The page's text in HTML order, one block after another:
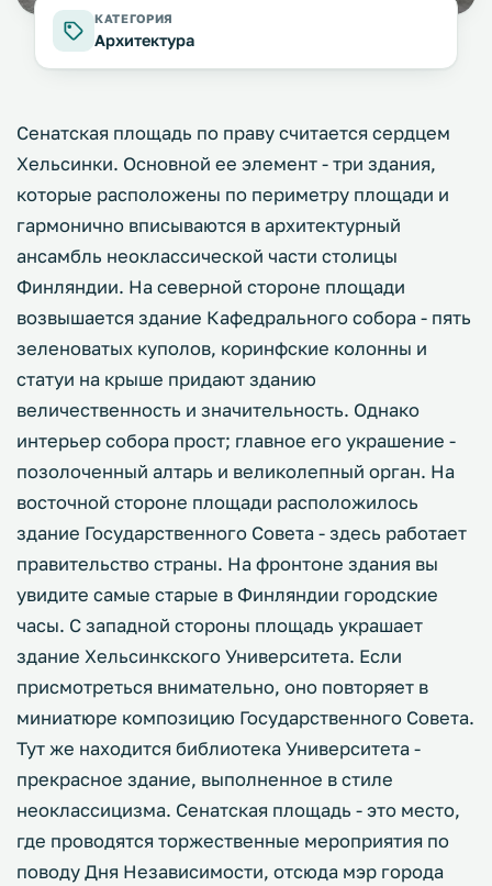
КАТЕГОРИЯ
Архитектура
Сенатская площадь по праву считается сердцем
Хельсинки. Основной ее элемент - три здания,
которые расположены по периметру площади и
гармонично вписываются в архитектурный
ансамбль неоклассической части столицы
Финляндии. На северной стороне площади
возвышается здание Кафедрального собора - пять
зеленоватых куполов, коринфские колонны и
статуи на крыше придают зданию
величественность и значительность. Однако
интерьер собора прост; главное его украшение -
позолоченный алтарь и великолепный орган. На
восточной стороне площади расположилось
здание Государственного Совета - здесь работает
правительство страны. На фронтоне здания вы
увидите самые старые в Финляндии городские
часы. С западной стороны площадь украшает
здание Хельсинкского Университета. Если
присмотреться внимательно, оно повторяет в
миниатюре композицию Государственного Совета.
Тут же находится библиотека Университета -
прекрасное здание, выполненное в стиле
неоклассицизма. Сенатская площадь - это место,
где проводятся торжественные мероприятия по
поводу Дня Независимости, отсюда мэр города